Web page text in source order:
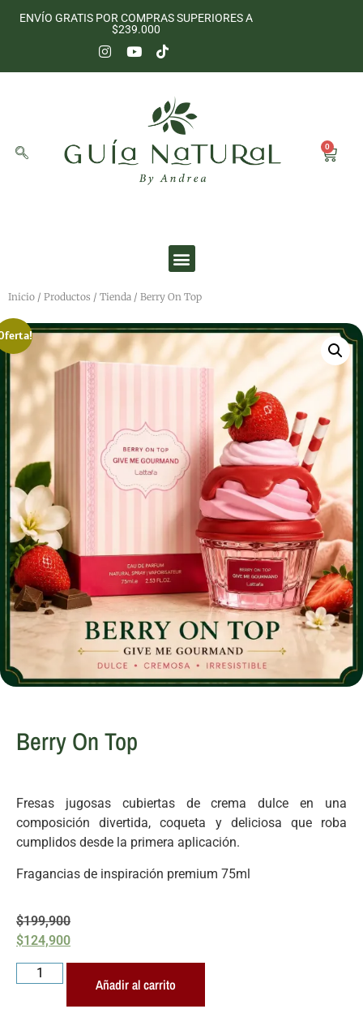
ENVÍO GRATIS POR COMPRAS SUPERIORES A
$239.000
0
Inicio / Productos / Tienda / Berry On Top
Berry On Top
Fresas jugosas cubiertas de crema dulce en una
composición divertida, coqueta y deliciosa que roba
cumplidos desde la primera aplicación.
Fragancias de inspiración premium 75ml
$199,900
$124,900
Añadir al carrito